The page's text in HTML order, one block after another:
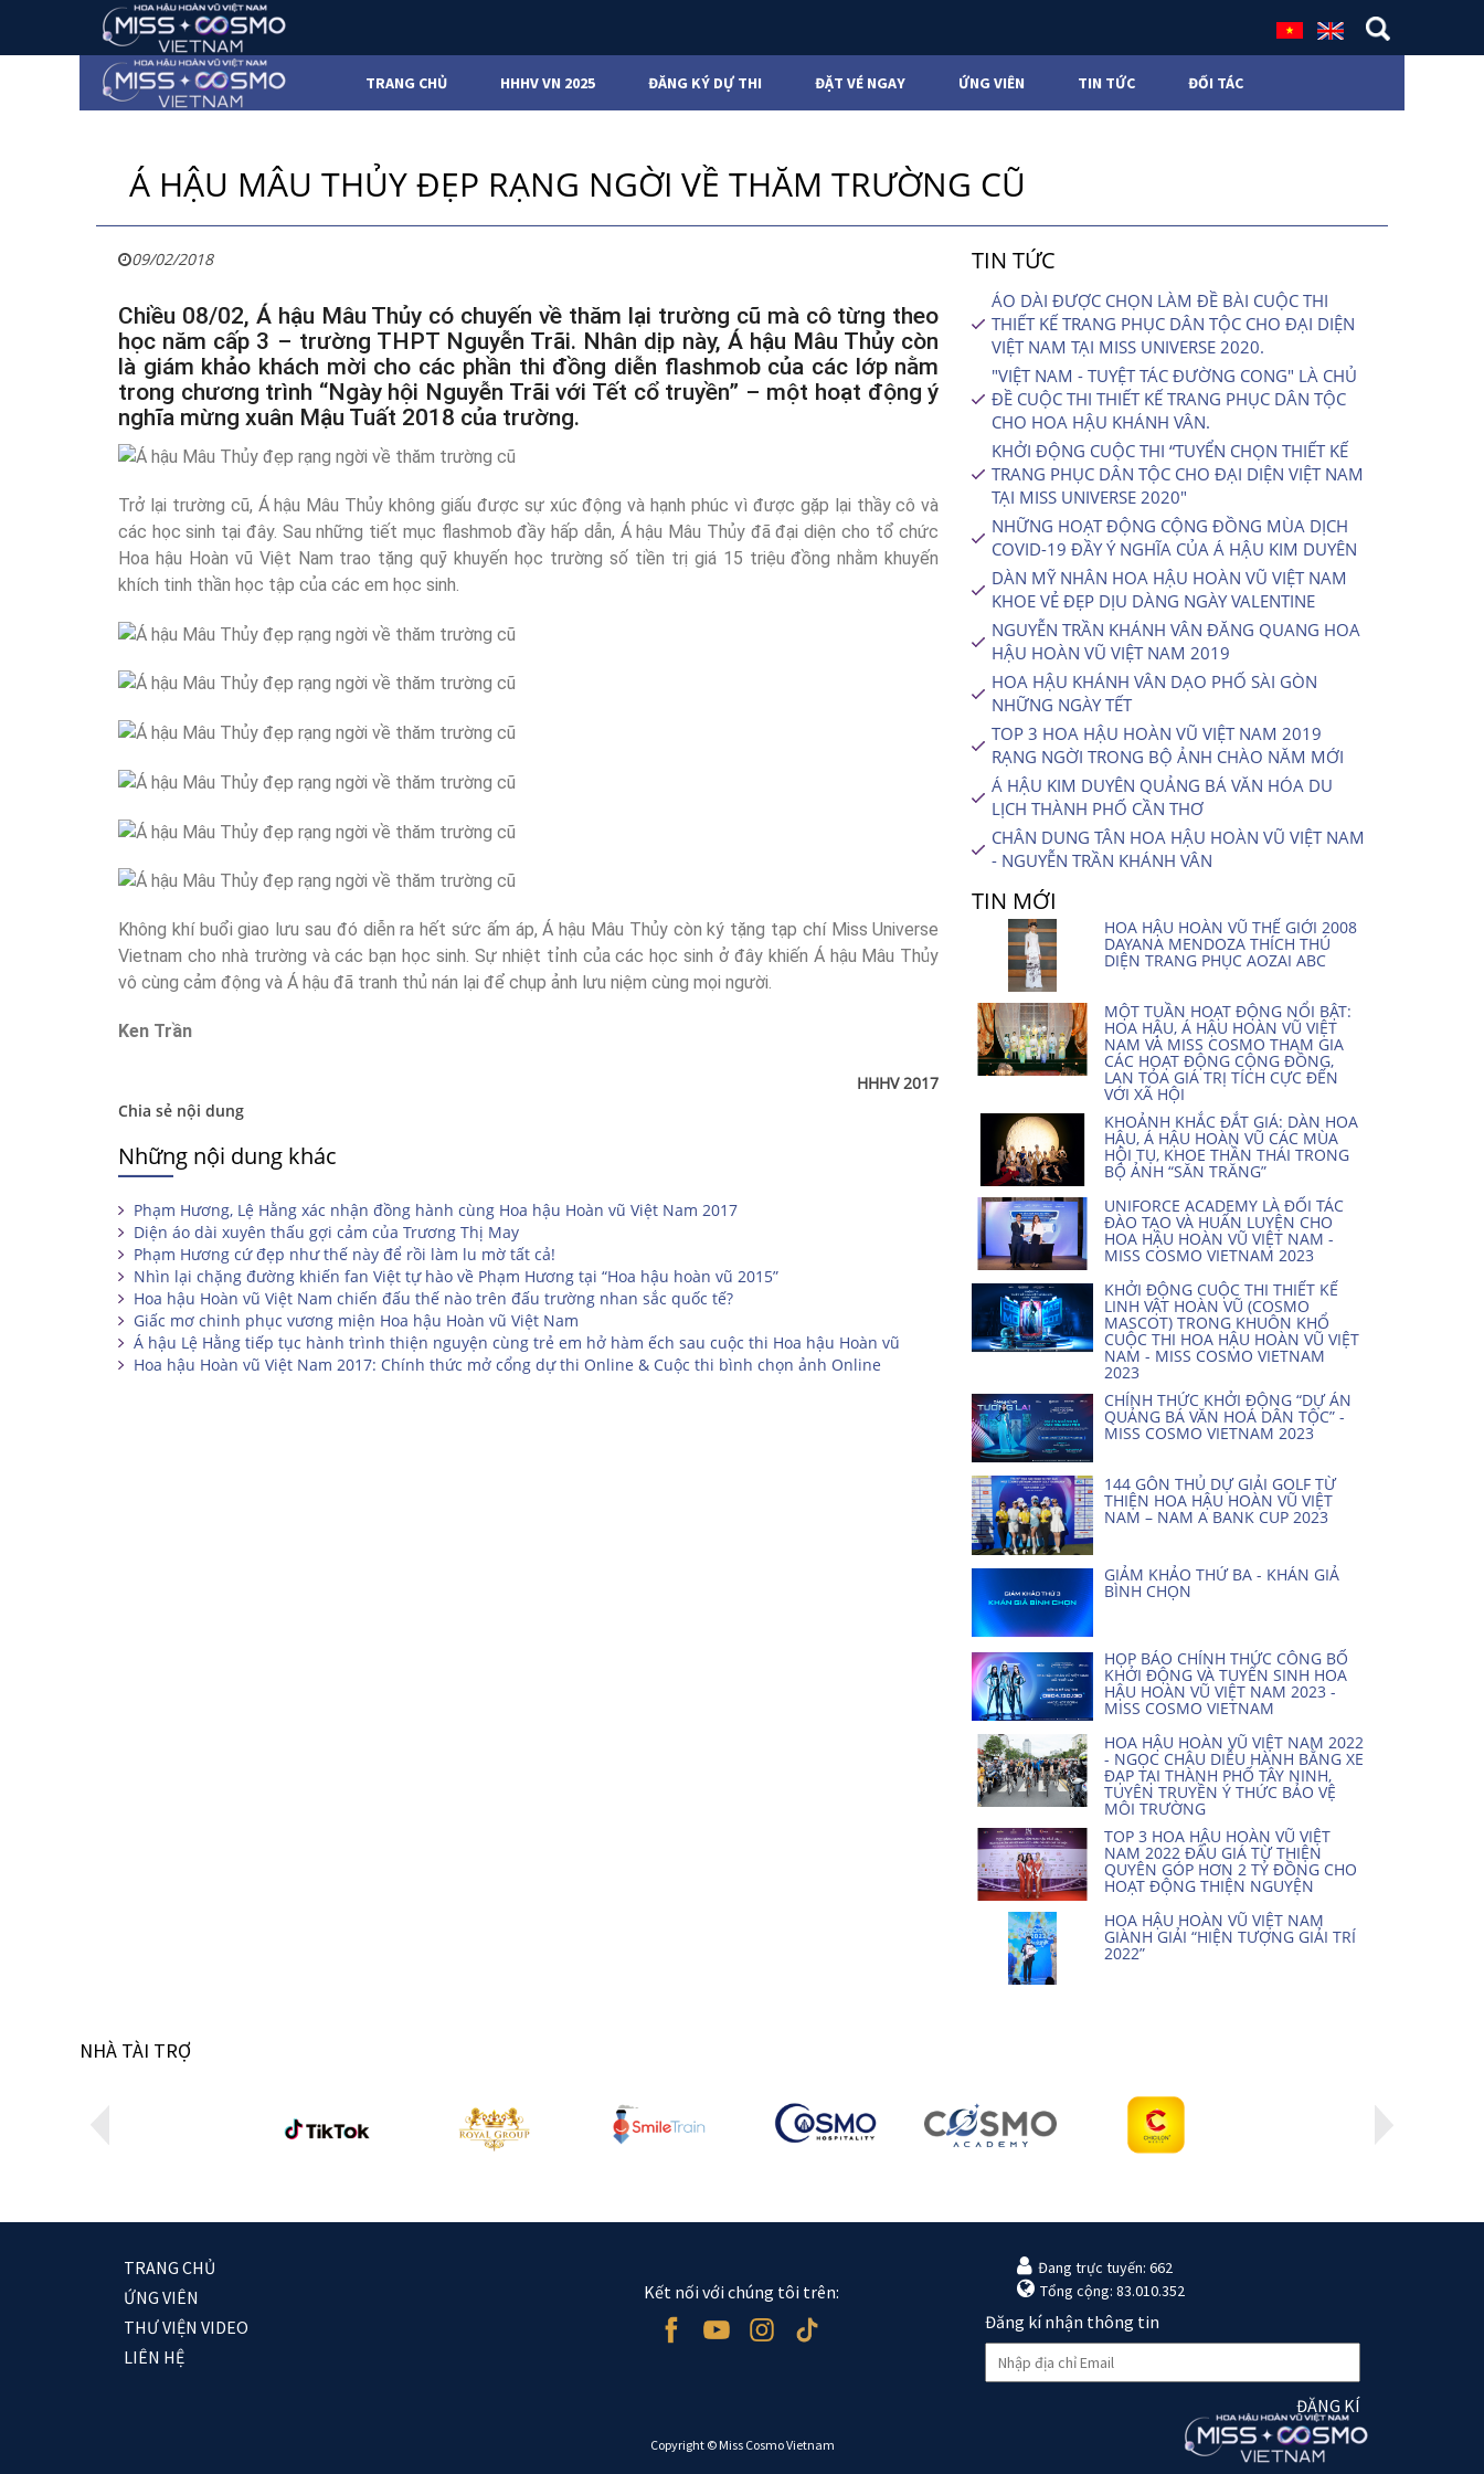
TRANG CHỦ HHHV VN 2025 ĐĂNG KÝ DỰ THI ĐẶT VÉ NGAY ỨNG VIÊN TIN TỨC ĐỐI TÁC
Á HẬU MÂU THỦY ĐẸP RẠNG NGỜI VỀ THĂM TRƯỜNG CŨ
09/02/2018
Chiều 08/02, Á hậu Mâu Thủy có chuyến về thăm lại trường cũ mà cô từng theo
học năm cấp 3 – trường THPT Nguyễn Trãi. Nhân dịp này, Á hậu Mâu Thủy còn
là giám khảo khách mời cho các phần thi đồng diễn flashmob của các lớp nằm
trong chương trình “Ngày hội Nguyễn Trãi với Tết cổ truyền” – một hoạt động ý
nghĩa mừng xuân Mậu Tuất 2018 của trường.
Trở lại trường cũ, Á hậu Mâu Thủy không giấu được sự xúc động và hạnh phúc vì được gặp lại thầy cô và
các học sinh tại đây. Sau những tiết mục flashmob đầy hấp dẫn, Á hậu Mâu Thủy đã đại diện cho tổ chức
Hoa hậu Hoàn vũ Việt Nam trao tặng quỹ khuyến học trường số tiền trị giá 15 triệu đồng nhằm khuyến
khích tinh thần học tập của các em học sinh.
Không khí buổi giao lưu sau đó diễn ra hết sức ấm áp, Á hậu Mâu Thủy còn ký tặng tạp chí Miss Universe
Vietnam cho nhà trường và các bạn học sinh. Sự nhiệt tỉnh của các học sinh ở đây khiến Á hậu Mâu Thủy
vô cùng cảm động và Á hậu đã tranh thủ nán lại để chụp ảnh lưu niệm cùng mọi người.
Ken Trần
HHHV 2017
Chia sẻ nội dung
Những nội dung khác
Phạm Hương, Lệ Hằng xác nhận đồng hành cùng Hoa hậu Hoàn vũ Việt Nam 2017
Diện áo dài xuyên thấu gợi cảm của Trương Thị May
Phạm Hương cứ đẹp như thế này để rồi làm lu mờ tất cả!
Nhìn lại chặng đường khiến fan Việt tự hào về Phạm Hương tại “Hoa hậu hoàn vũ 2015”
Hoa hậu Hoàn vũ Việt Nam chiến đấu thế nào trên đấu trường nhan sắc quốc tế?
Giấc mơ chinh phục vương miện Hoa hậu Hoàn vũ Việt Nam
Á hậu Lệ Hằng tiếp tục hành trình thiện nguyện cùng trẻ em hở hàm ếch sau cuộc thi Hoa hậu Hoàn vũ
Hoa hậu Hoàn vũ Việt Nam 2017: Chính thức mở cổng dự thi Online & Cuộc thi bình chọn ảnh Online
TIN TỨC
ÁO DÀI ĐƯỢC CHỌN LÀM ĐỀ BÀI CUỘC THI
THIẾT KẾ TRANG PHỤC DÂN TỘC CHO ĐẠI DIỆN
VIỆT NAM TẠI MISS UNIVERSE 2020.
"VIỆT NAM - TUYỆT TÁC ĐƯỜNG CONG" LÀ CHỦ
ĐỀ CUỘC THI THIẾT KẾ TRANG PHỤC DÂN TỘC
CHO HOA HẬU KHÁNH VÂN.
KHỞI ĐỘNG CUỘC THI “TUYỂN CHỌN THIẾT KẾ
TRANG PHỤC DÂN TỘC CHO ĐẠI DIỆN VIỆT NAM
TẠI MISS UNIVERSE 2020″
NHỮNG HOẠT ĐỘNG CỘNG ĐỒNG MÙA DỊCH
COVID-19 ĐẦY Ý NGHĨA CỦA Á HẬU KIM DUYÊN
DÀN MỸ NHÂN HOA HẬU HOÀN VŨ VIỆT NAM
KHOE VẺ ĐẸP DỊU DÀNG NGÀY VALENTINE
NGUYỄN TRẦN KHÁNH VÂN ĐĂNG QUANG HOA
HẬU HOÀN VŨ VIỆT NAM 2019
HOA HẬU KHÁNH VÂN DẠO PHỐ SÀI GÒN
NHỮNG NGÀY TẾT
TOP 3 HOA HẬU HOÀN VŨ VIỆT NAM 2019
RẠNG NGỜI TRONG BỘ ẢNH CHÀO NĂM MỚI
Á HẬU KIM DUYÊN QUẢNG BÁ VĂN HÓA DU
LỊCH THÀNH PHỐ CẦN THƠ
CHÂN DUNG TÂN HOA HẬU HOÀN VŨ VIỆT NAM
- NGUYỄN TRẦN KHÁNH VÂN
TIN MỚI
HOA HẬU HOÀN VŨ THẾ GIỚI 2008
DAYANA MENDOZA THÍCH THÚ
DIỆN TRANG PHỤC AOZAI ABC
MỘT TUẦN HOẠT ĐỘNG NỔI BẬT:
HOA HẬU, Á HẬU HOÀN VŨ VIỆT
NAM VÀ MISS COSMO THAM GIA
CÁC HOẠT ĐỘNG CỘNG ĐỒNG,
LAN TỎA GIÁ TRỊ TÍCH CỰC ĐẾN
VỚI XÃ HỘI
KHOẢNH KHẮC ĐẮT GIÁ: DÀN HOA
HẬU, Á HẬU HOÀN VŨ CÁC MÙA
HỘI TỤ, KHOE THẦN THÁI TRONG
BỘ ẢNH “SĂN TRĂNG”
UNIFORCE ACADEMY LÀ ĐỐI TÁC
ĐÀO TẠO VÀ HUẤN LUYỆN CHO
HOA HẬU HOÀN VŨ VIỆT NAM -
MISS COSMO VIETNAM 2023
KHỞI ĐỘNG CUỘC THI THIẾT KẾ
LINH VẬT HOÀN VŨ (COSMO
MASCOT) TRONG KHUÔN KHỔ
CUỘC THI HOA HẬU HOÀN VŨ VIỆT
NAM - MISS COSMO VIETNAM
2023
CHÍNH THỨC KHỞI ĐỘNG “DỰ ÁN
QUẢNG BÁ VĂN HOÁ DÂN TỘC” -
MISS COSMO VIETNAM 2023
144 GÔN THỦ DỰ GIẢI GOLF TỪ
THIỆN HOA HẬU HOÀN VŨ VIỆT
NAM – NAM A BANK CUP 2023
GIẢM KHẢO THỨ BA - KHÁN GIẢ
BÌNH CHỌN
HỌP BÁO CHÍNH THỨC CÔNG BỐ
KHỞI ĐỘNG VÀ TUYỂN SINH HOA
HẬU HOÀN VŨ VIỆT NAM 2023 -
MISS COSMO VIETNAM
HOA HẬU HOÀN VŨ VIỆT NAM 2022
- NGỌC CHÂU DIỄU HÀNH BẰNG XE
ĐẠP TẠI THÀNH PHỐ TÂY NINH,
TUYÊN TRUYỀN Ý THỨC BẢO VỆ
MÔI TRƯỜNG
TOP 3 HOA HẬU HOÀN VŨ VIỆT
NAM 2022 ĐẤU GIÁ TỪ THIỆN
QUYÊN GÓP HƠN 2 TỶ ĐỒNG CHO
HOẠT ĐỘNG THIỆN NGUYỆN
HOA HẬU HOÀN VŨ VIỆT NAM
GIÀNH GIẢI “HIỆN TƯỢNG GIẢI TRÍ
2022”
NHÀ TÀI TRỢ
TRANG CHỦ
ỨNG VIÊN
THƯ VIỆN VIDEO
LIÊN HỆ
Kết nối với chúng tôi trên:
Đang trực tuyến: 662
Tổng cộng: 83.010.352
Đăng kí nhận thông tin
ĐĂNG KÍ
Copyright © Miss Cosmo Vietnam